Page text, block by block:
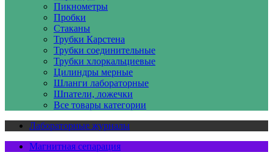
Пикнометры
Пробки
Стаканы
Трубки Карстена
Трубки соединительные
Трубки хлоркальциевые
Цилиндры мерные
Шланги лабораторные
Шпатели, ложечки
Все товары категории
Лабораторные журналы
Магнитная сепарация